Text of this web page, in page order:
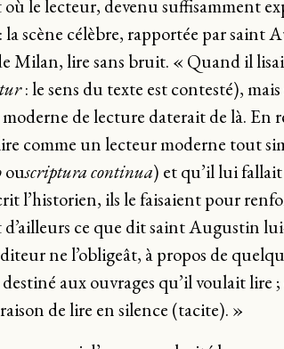
le lecteur, devenu suffisamment
scène célèbre, rapportée par saint
Milan, lire sans bruit. « Quand il
: le sens du texte est contesté), mais
de lecture daterait de là. En
comme un lecteur moderne tout
ouscriptura continua) et qu’il lui
l’historien, ils le faisaient pour
ce que dit saint Augustin
ne l’obligeât, à propos de
aux ouvrages qu’il voulait lire
de lire en silence (tacite). »